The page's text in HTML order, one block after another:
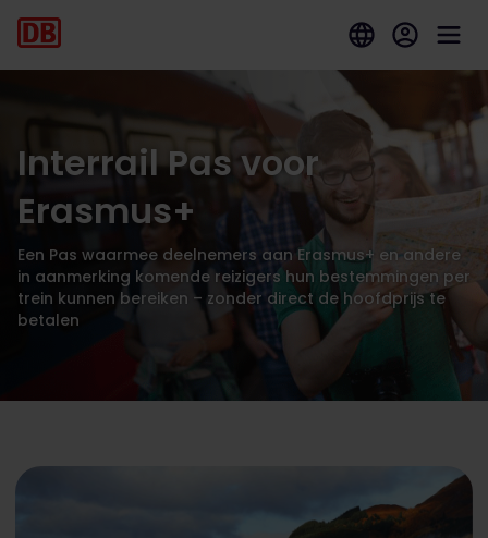
Interrail Pas voor
Erasmus+
Een Pas waarmee deelnemers aan Erasmus+ en andere
in aanmerking komende reizigers hun bestemmingen per
trein kunnen bereiken – zonder direct de hoofdprijs te
betalen